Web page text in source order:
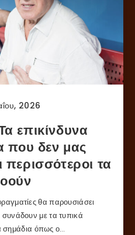
2026
επικίνδυνα
που δεν μας
τα
θα παρουσιάσει
με τα τυπικά
σημάδια όπως ο…